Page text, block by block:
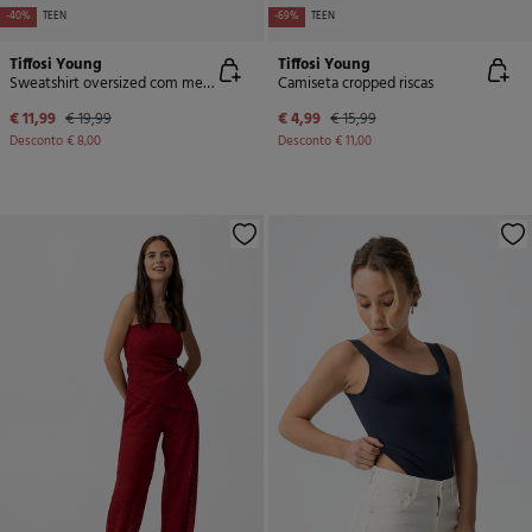
-40% TEEN
Tiffosi Young
Sweatshirt oversized com mensagem
€ 11,99 € 19,99
Desconto€ 8,00
-69% TEEN
Tiffosi Young
Camiseta cropped riscas
€ 4,99 € 15,99
Desconto€ 11,00